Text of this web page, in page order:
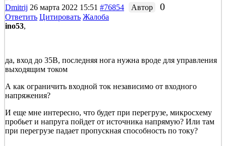
Dmitrij 26 марта 2022 15:51 #76854 Автор 0
Ответить Цитировать Жалоба
ino53,
да, вход до 35В, последняя нога нужна вроде для управления
выходящим током
А как ограничить входной ток независимо от входного
напряжения?
И еще мне интересно, что будет при перегрузе, микросхему
пробьет и напруга пойдет от источника напрямую? Или там
при перегрузе падает пропускная способность по току?